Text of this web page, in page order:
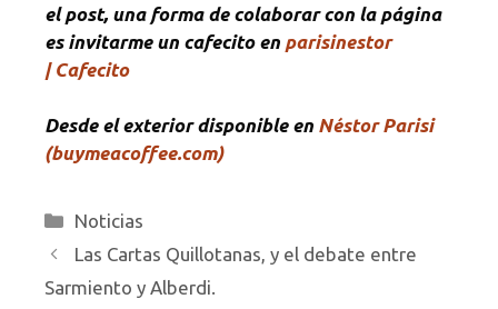
el post, una forma de colaborar con la página
es invitarme un cafecito en parisinestor
| Cafecito
Desde el exterior disponible en Néstor Parisi
(buymeacoffee.com)
Categorías
Noticias
Las Cartas Quillotanas, y el debate entre
Sarmiento y Alberdi.